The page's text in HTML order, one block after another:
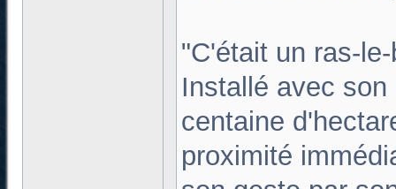
"C'était un ras-
Installé avec
centaine
proximité